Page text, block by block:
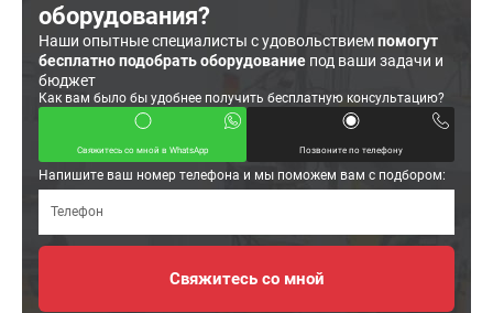
оборудования?
Наши опытные специалисты с удовольствиемпомогут
бесплатно подобрать оборудование под ваши задачи и
бюджет
Как вам было бы удобнее получить бесплатную консультацию?
Свяжитесь со мной в WhatsApp Позвоните по телефону
Напишите ваш номер телефона и мы поможем вам с подбором: